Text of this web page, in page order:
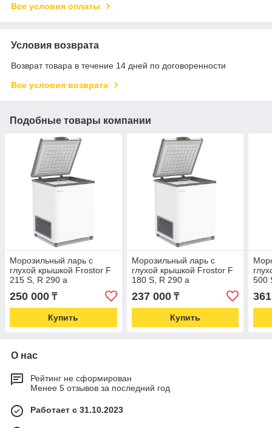
Все условия оплаты
Условия возврата
Возврат товара в течение 14 дней по договоренности
Все условия возврата
Подобные товары компании
Морозильный ларь с
глухой крышкой Frostor F
215 S, R 290 a
250 000 ₸
Купить
Морозильный ларь с
глухой крышкой Frostor F
180 S, R 290 a
237 000₸
Купить
500
О нас
Рейтинг не сформирован
Менее 5 отзывов за последний год
Работает с 31.10.2023